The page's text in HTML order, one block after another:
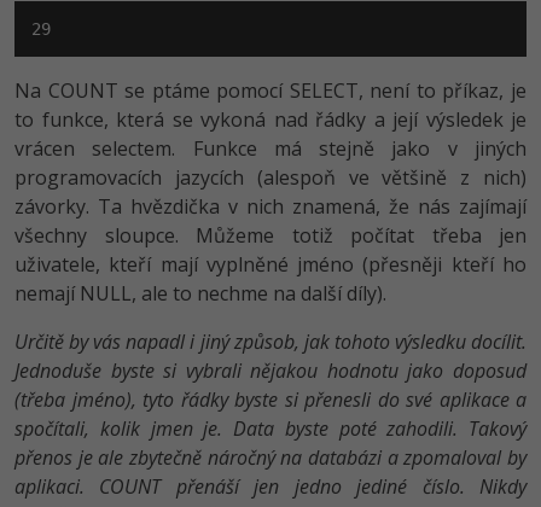
29
Na COUNT se ptáme pomocí SELECT, není to příkaz, je
to funkce, která se vykoná nad řádky a její výsledek je
vrácen selectem. Funkce má stejně jako v jiných
programovacích jazycích (alespoň ve většině z nich)
závorky. Ta hvězdička v nich znamená, že nás zajímají
všechny sloupce. Můžeme totiž počítat třeba jen
uživatele, kteří mají vyplněné jméno (přesněji kteří ho
nemají NULL, ale to nechme na další díly).
Určitě by vás napadl i jiný způsob, jak tohoto výsledku docílit.
Jednoduše byste si vybrali nějakou hodnotu jako doposud
(třeba jméno), tyto řádky byste si přenesli do své aplikace a
spočítali, kolik jmen je. Data byste poté zahodili. Takový
přenos je ale zbytečně náročný na databázi a zpomaloval by
aplikaci. COUNT přenáší jen jedno jediné číslo. Nikdy